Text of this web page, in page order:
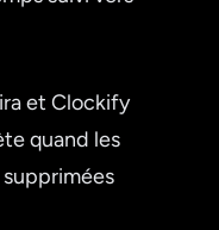
et Clockify
quand les